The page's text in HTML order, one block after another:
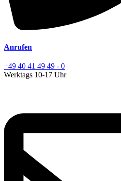
Anrufen
+49 40 41 49 49 - 0
Werktags 10-17 Uhr